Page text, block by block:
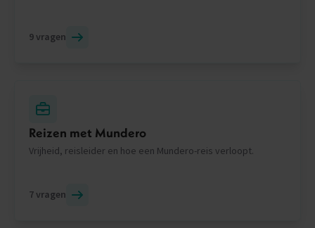
9 vragen
Reizen met Mundero
Vrijheid, reisleider en hoe een Mundero-reis verloopt.
7 vragen